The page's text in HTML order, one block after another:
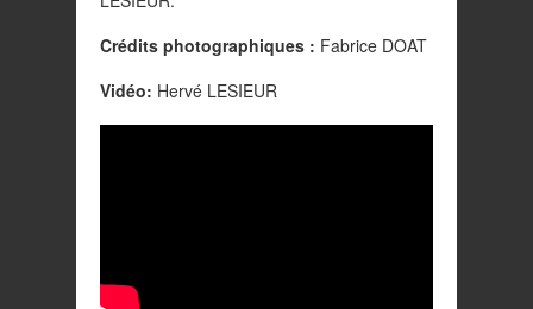
Crédits photographiques : Fabrice DOAT
Vidéo: Hervé LESIEUR